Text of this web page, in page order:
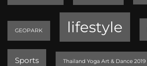
GEOPARK lifestyle
Sports Thailand Yoga Art & Dance 2019